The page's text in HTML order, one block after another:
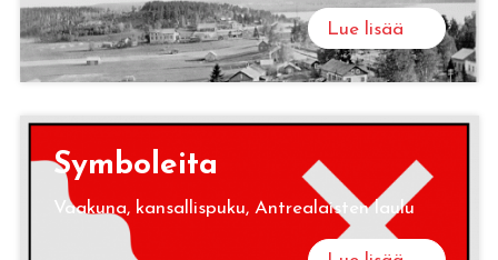
Lue lisää
Sym­bo­lei­ta
Vaakuna, kansallispuku, Antrealaisten laulu